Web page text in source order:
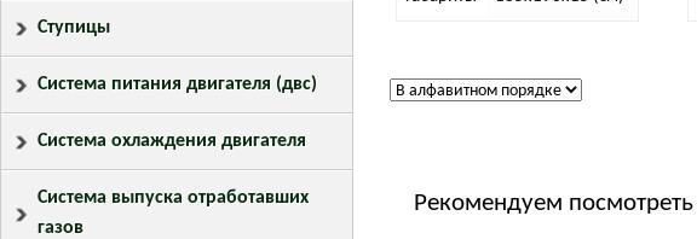
Рекомендуем посмотреть
Ступицы
Система питания двигателя (двс)
Система охлаждения двигателя
Система выпуска отработавших
газов